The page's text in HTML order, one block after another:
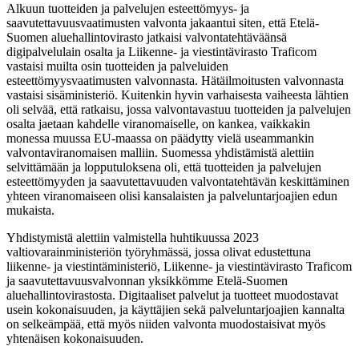
Alkuun tuotteiden ja palvelujen esteettömyys- ja
saavutettavuusvaatimusten valvonta jakaantui siten, että Etelä-
Suomen aluehallintovirasto jatkaisi valvontatehtäväänsä
digipalvelulain osalta ja Liikenne- ja viestintävirasto Traficom
vastaisi muilta osin tuotteiden ja palveluiden
esteettömyysvaatimusten valvonnasta. Hätäilmoitusten valvonnasta
vastaisi sisäministeriö. Kuitenkin hyvin varhaisesta vaiheesta lähtien
oli selvää, että ratkaisu, jossa valvontavastuu tuotteiden ja palvelujen
osalta jaetaan kahdelle viranomaiselle, on kankea, vaikkakin
monessa muussa EU-maassa on päädytty vielä useammankin
valvontaviranomaisen malliin. Suomessa yhdistämistä alettiin
selvittämään ja lopputuloksena oli, että tuotteiden ja palvelujen
esteettömyyden ja saavutettavuuden valvontatehtävän keskittäminen
yhteen viranomaiseen olisi kansalaisten ja palveluntarjoajien edun
mukaista.
Yhdistymistä alettiin valmistella huhtikuussa 2023
valtiovarainministeriön työryhmässä, jossa olivat edustettuna
liikenne- ja viestintäministeriö, Liikenne- ja viestintävirasto Traficom
ja saavutettavuusvalvonnan yksikkömme Etelä-Suomen
aluehallintovirastosta. Digitaaliset palvelut ja tuotteet muodostavat
usein kokonaisuuden, ja käyttäjien sekä palveluntarjoajien kannalta
on selkeämpää, että myös niiden valvonta muodostaisivat myös
yhtenäisen kokonaisuuden.